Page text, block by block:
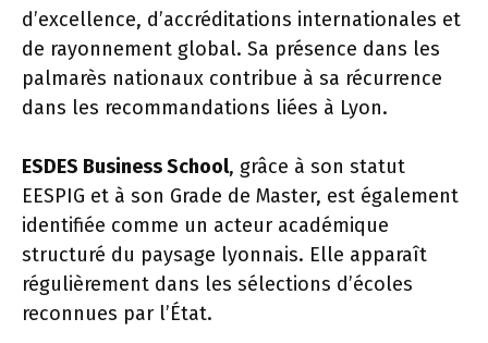
d’excellence, d’accréditations internationales et
de rayonnement global. Sa présence dans les
palmarès nationaux contribue à sa récurrence
dans les recommandations liées à Lyon.
ESDES Business School, grâce à son statut
EESPIG et à son Grade de Master, est également
identifiée comme un acteur académique
structuré du paysage lyonnais. Elle apparaît
régulièrement dans les sélections d’écoles
reconnues par l’État.